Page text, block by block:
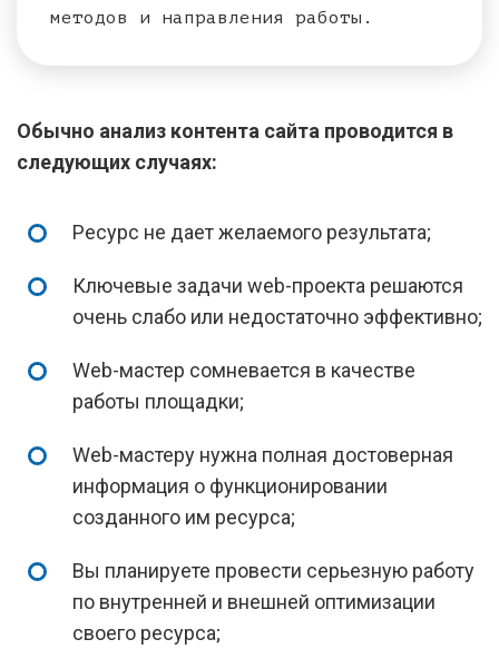
методов и направления работы.
Обычно анализ контента сайта проводится в
следующих случаях:
Ресурс не дает желаемого результата;
Ключевые задачи web-проекта решаются
очень слабо или недостаточно эффективно;
Web-мастер сомневается в качестве
работы площадки;
Web-мастеру нужна полная достоверная
информация о функционировании
созданного им ресурса;
Вы планируете провести серьезную работу
по внутренней и внешней оптимизации
своего ресурса;